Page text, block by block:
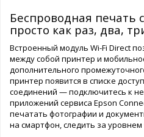
Беспроводная печать
просто как раз, два,
Встроенный модуль Wi-Fi Direct
между собой принтер и
дополнительного
принтер появится в списке
соединений — подключитесь к
приложений сервиса Epson
печатать фотографии и
на смартфон, следить за